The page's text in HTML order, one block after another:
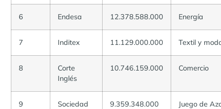
6 Endesa 12.378.588.000 Energía
7 Inditex 11.129.000.000 Textil y
8
Corte
Inglés
10.746.159.000 Comercio
9
Sociedad
9.359.348.000
Juego de